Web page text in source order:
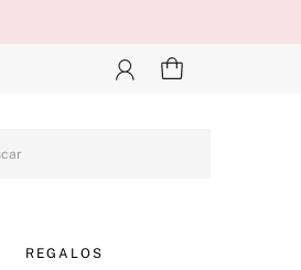
REGALOS